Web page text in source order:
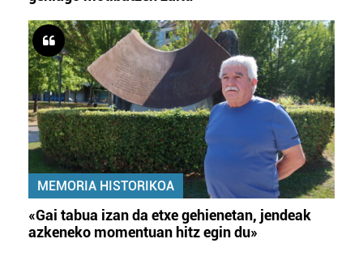
MEMORIA HISTORIKOA
«Gai tabua izan da etxe gehienetan, jendeak
azkeneko momentuan hitz egin du»